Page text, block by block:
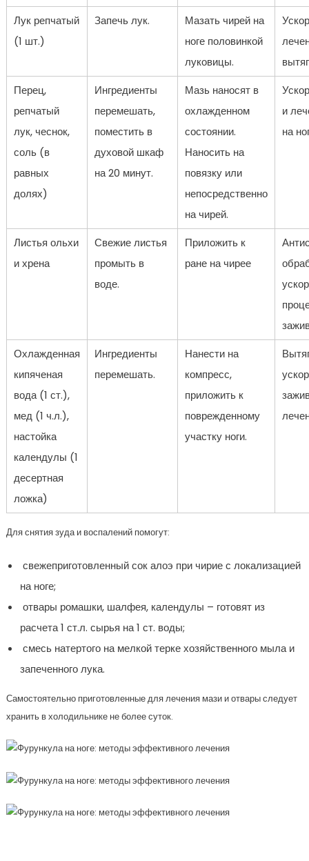
Лук репчатый
(1 шт.)
Запечь лук.
Мазать чирей на
ноге половинкой
луковицы.
Перец,
репчатый
лук, чеснок,
соль (в
равных
долях)
Ингредиенты
перемешать,
поместить в
духовой шкаф
на 20 минут.
Мазь наносят в
охлажденном
состоянии.
Наносить на
повязку или
непосредственно
на чирей.
и
на
Листья ольхи
и хрена
Свежие листья
промыть в
воде.
Приложить к
ране на чирее
Охлажденная
кипяченая
вода (1 ст.),
мед (1 ч.л.),
настойка
календулы (1
десертная
ложка)
Ингредиенты
перемешать.
Нанести на
компресс,
приложить к
поврежденному
участку ноги.
Для снятия зуда и воспалений помогут:
свежеприготовленный сок алоэ при чирие с локализацией
на ноге;
отвары ромашки, шалфея, календулы – готовят из
расчета 1 ст.л. сырья на 1 ст. воды;
смесь натертого на мелкой терке хозяйственного мыла и
запеченного лука.
Самостоятельно приготовленные для лечения мази и отвары следует
хранить в холодильнике не более суток.